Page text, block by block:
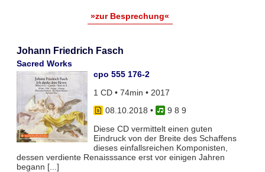
»zur Besprechung«
Johann Friedrich Fasch
Sacred Works
cpo 555 176-2
1 CD • 74min • 2017
08.10.2018 •
9 8 9
Diese CD vermittelt einen guten
Eindruck von der Breite des Schaffens
dieses einfallsreichen Komponisten,
dessen verdiente Renaisssance erst vor einigen Jahren
begann [...]